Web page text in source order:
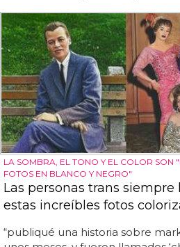
LA SOMBRA, EL TONO Y EL COLOR SON
FOTOS EN BLANCO Y NEGRO"
Las personas trans
estas increíbles fotos
“publiqué una historia sobre